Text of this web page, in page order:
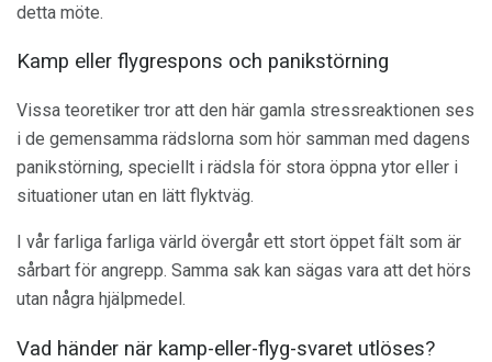
detta möte.
Kamp eller flygrespons och panikstörning
Vissa teoretiker tror att den här gamla stressreaktionen ses
i de gemensamma rädslorna som hör samman med dagens
panikstörning, speciellt i rädsla för stora öppna ytor eller i
situationer utan en lätt flyktväg.
I vår farliga farliga värld övergår ett stort öppet fält som är
sårbart för angrepp. Samma sak kan sägas vara att det hörs
utan några hjälpmedel.
Vad händer när kamp-eller-flyg-svaret utlöses?